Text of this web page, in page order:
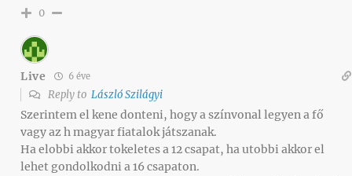
0
Live 6 éve
Reply to László Szilágyi
Szerintem el kene donteni, hogy a színvonal legyen a fő
vagy az h magyar fiatalok játszanak.
Ha elobbi akkor tokeletes a 12 csapat, ha utobbi akkor el
lehet gondolkodni a 16 csapaton.